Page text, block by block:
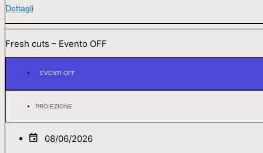
Dettagli
Fresh cuts – Evento OFF
EVENTI OFF
PROIEZIONE
08/06/2026